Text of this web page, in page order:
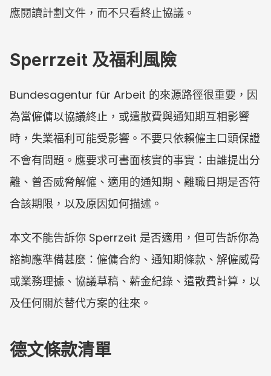
應閱讀計劃文件，而不只看終止協議。
Sperrzeit 及福利風險
Bundesagentur für Arbeit 的來源路徑很重要，因
為當僱傭以協議終止，或遣散費與通知期互相影響
時，失業福利可能受影響。不要只依賴僱主口頭保證
不會有問題。應要求可書面核實的事實：由誰提出分
離、曾否威脅解僱、適用的通知期、離職日期是否符
合該期限，以及原因如何描述。
本文不能告訴你 Sperrzeit 是否適用，但可告訴你為
諮詢應準備甚麼：僱傭合約、通知期條款、解僱威脅
或業務理據、協議草稿、薪金紀錄、遣散費計算，以
及任何關於替代方案的往來。
德文條款清單